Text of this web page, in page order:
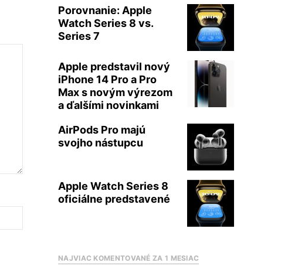
Porovnanie: Apple
Watch Series 8 vs.
Series 7
Apple predstavil nový
iPhone 14 Pro a Pro
Max s novým výrezom
a ďalšími novinkami
AirPods Pro majú
svojho nástupcu
Apple Watch Series 8
oficiálne predstavené
NAJVIAC KOMENTOVANÉ ZA 1 MESIAC